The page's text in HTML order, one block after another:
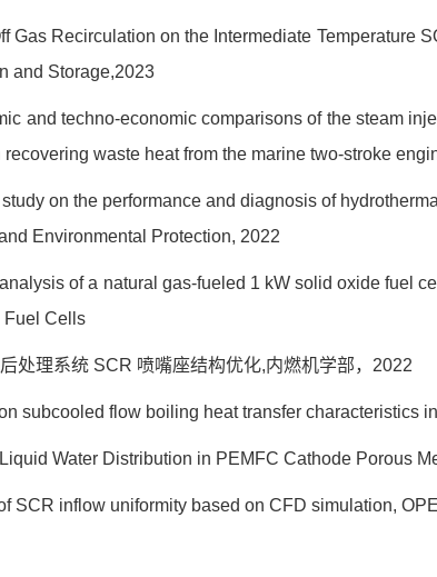
Gas Recirculation on the Intermediate Temperature
and Storage,2023
and techno-economic comparisons of the steam
waste heat from the marine two-stroke
on the performance and diagnosis of
Environmental Protection, 2022
of a natural gas-fueled 1 kW solid oxide fuel
Fuel Cells
处理系统 SCR 喷嘴座结构优化,内燃机学部， 2022
subcooled flow boiling heat transfer characteristics
Water Distribution in PEMFC Cathode Porous
SCR inflow uniformity based on CFD simulation,